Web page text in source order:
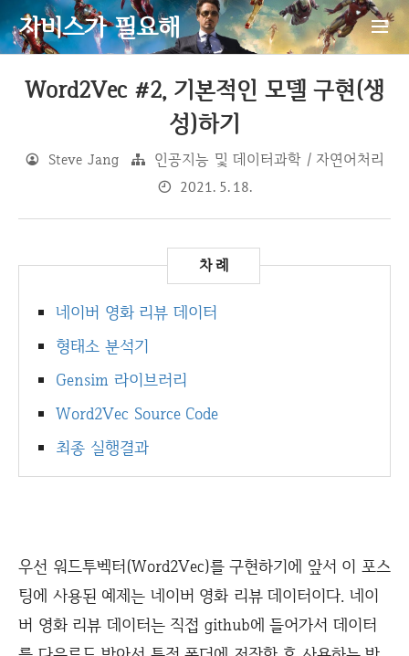
자비스가 필요해
Word2Vec #2, 기본적인 모델 구현(생
성)하기
Steve Jang 인공지능 및 데이터과학 / 자연어처리
2021. 5. 18.
네이버 영화 리뷰 데이터
형태소 분석기
Gensim 라이브러리
Word2Vec Source Code
최종 실행결과
우선 워드투벡터(Word2Vec)를 구현하기에 앞서 이 포스
팅에 사용된 예제는 네이버 영화 리뷰 데이터이다. 네이
버 영화 리뷰 데이터는 직접 github에 들어가서 데이터